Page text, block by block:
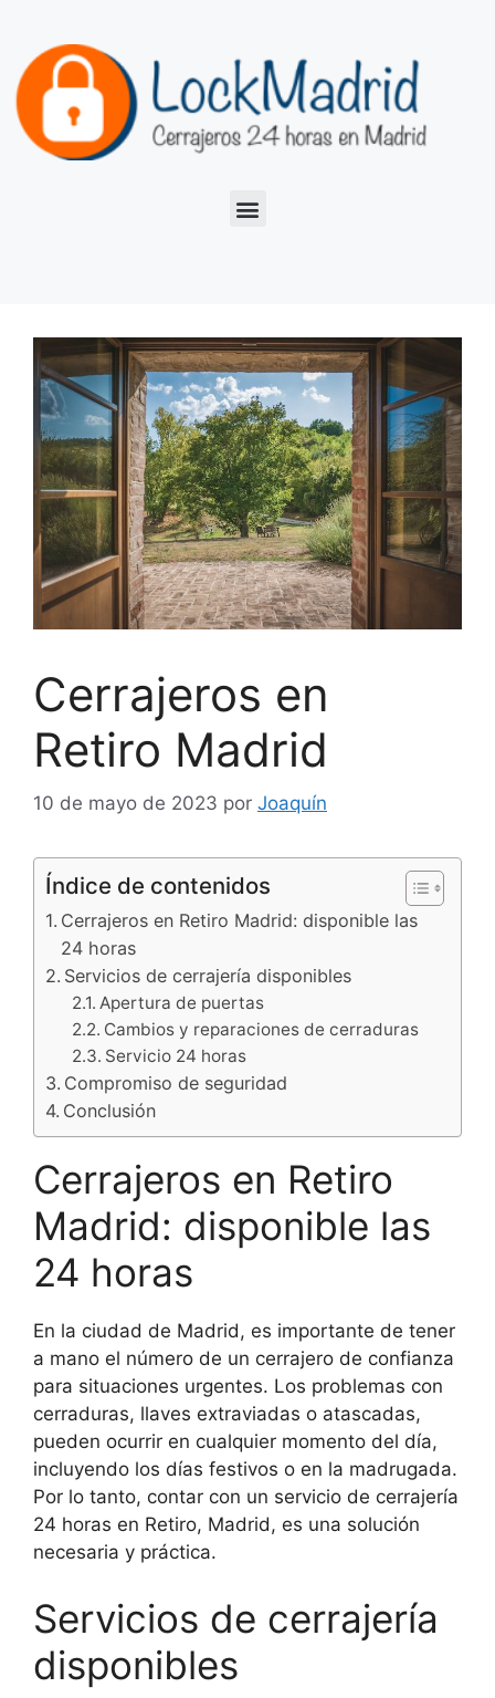
Cerrajeros en
Retiro Madrid
10 de mayo de 2023 por Joaquín
Índice de contenidos
Cerrajeros en Retiro Madrid: disponible las
24 horas
Servicios de cerrajería disponibles
Apertura de puertas
Cambios y reparaciones de cerraduras
Servicio 24 horas
Compromiso de seguridad
Conclusión
Cerrajeros en Retiro
Madrid: disponible las
24 horas
En la ciudad de Madrid, es importante de tener
a mano el número de un cerrajero de confianza
para situaciones urgentes. Los problemas con
cerraduras, llaves extraviadas o atascadas,
pueden ocurrir en cualquier momento del día,
incluyendo los días festivos o en la madrugada.
Por lo tanto, contar con un servicio de cerrajería
24 horas en Retiro, Madrid, es una solución
necesaria y práctica.
Servicios de cerrajería
disponibles